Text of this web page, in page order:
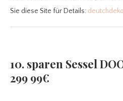
Sie diese Site für Details:
10. sparen Sessel
299 99€